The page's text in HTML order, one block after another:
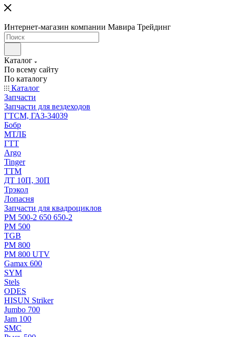
Интернет-магазин компании Мавира Трейдинг
Каталог
По всему сайту
По каталогу
Каталог
Запчасти
Запчасти для вездеходов
ГТСМ, ГАЗ-34039
Бобр
МТЛБ
ГТТ
Argo
Tinger
ТТМ
ДТ 10П, 30П
Трэкол
Лопасня
Запчасти для квадроциклов
РМ 500-2 650 650-2
РМ 500
TGB
РМ 800
РМ 800 UTV
Gamax 600
SYM
Stels
ОDЕS
HISUN Striker
Jumbo 700
Jam 100
SMC